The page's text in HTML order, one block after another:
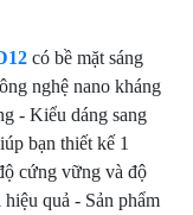
có bề mặt sáng
nghệ nano kháng
- Kiểu dáng sang
bạn thiết kế 1
cứng vững và độ
quả - Sản phẩm